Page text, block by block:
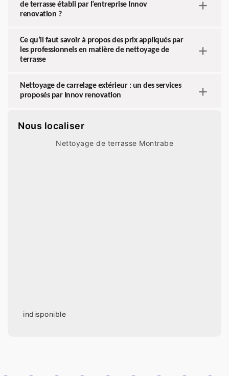
de terrasse établi par l’entreprise Innov
renovation ?
Ce qu’il faut savoir à propos des prix appliqués par
les professionnels en matière de nettoyage de
terrasse
Nettoyage de carrelage extérieur : un des services
proposés par Innov renovation
Nous localiser
Nettoyage de terrasse Montrabe
indisponible